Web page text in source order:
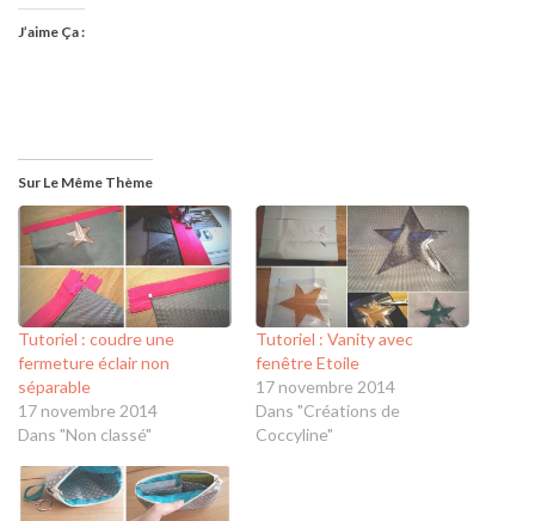
J’aime Ça :
Sur Le Même Thème
Tutoriel : coudre une
fermeture éclair non
séparable
17 novembre 2014
Dans "Non classé"
Tutoriel : Vanity avec
fenêtre Etoile
17 novembre 2014
Dans "Créations de
Coccyline"